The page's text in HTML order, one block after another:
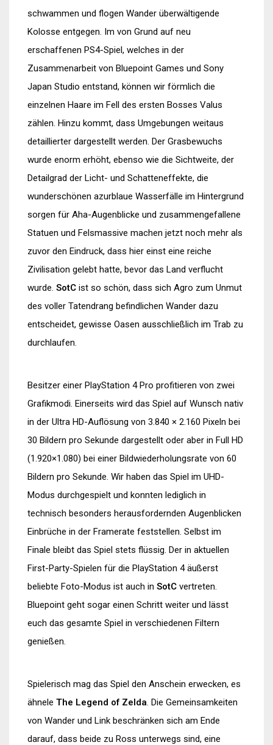
schwammen und flogen Wander überwältigende
Kolosse entgegen. Im von Grund auf neu
erschaffenen PS4-Spiel, welches in der
Zusammenarbeit von Bluepoint Games und Sony
Japan Studio entstand, können wir förmlich die
einzelnen Haare im Fell des ersten Bosses Valus
zählen. Hinzu kommt, dass Umgebungen weitaus
detaillierter dargestellt werden. Der Grasbewuchs
wurde enorm erhöht, ebenso wie die Sichtweite, der
Detailgrad der Licht- und Schatteneffekte, die
wunderschönen azurblaue Wasserfälle im Hintergrund
sorgen für Aha-Augenblicke und zusammengefallene
Statuen und Felsmassive machen jetzt noch mehr als
zuvor den Eindruck, dass hier einst eine reiche
Zivilisation gelebt hatte, bevor das Land verflucht
wurde. SotC ist so schön, dass sich Agro zum Unmut
des voller Tatendrang befindlichen Wander dazu
entscheidet, gewisse Oasen ausschließlich im Trab zu
durchlaufen.
Besitzer einer PlayStation 4 Pro profitieren von zwei
Grafikmodi. Einerseits wird das Spiel auf Wunsch nativ
in der Ultra HD-Auflösung von 3.840 × 2.160 Pixeln bei
30 Bildern pro Sekunde dargestellt oder aber in Full HD
(1.920×1.080) bei einer Bildwiederholungsrate von 60
Bildern pro Sekunde. Wir haben das Spiel im UHD-
Modus durchgespielt und konnten lediglich in
technisch besonders herausfordernden Augenblicken
Einbrüche in der Framerate feststellen. Selbst im
Finale bleibt das Spiel stets flüssig. Der in aktuellen
First-Party-Spielen für die PlayStation 4 äußerst
beliebte Foto-Modus ist auch in SotC vertreten.
Bluepoint geht sogar einen Schritt weiter und lässt
euch das gesamte Spiel in verschiedenen Filtern
genießen.
Spielerisch mag das Spiel den Anschein erwecken, es
ähnele The Legend of Zelda. Die Gemeinsamkeiten
von Wander und Link beschränken sich am Ende
darauf, dass beide zu Ross unterwegs sind, eine